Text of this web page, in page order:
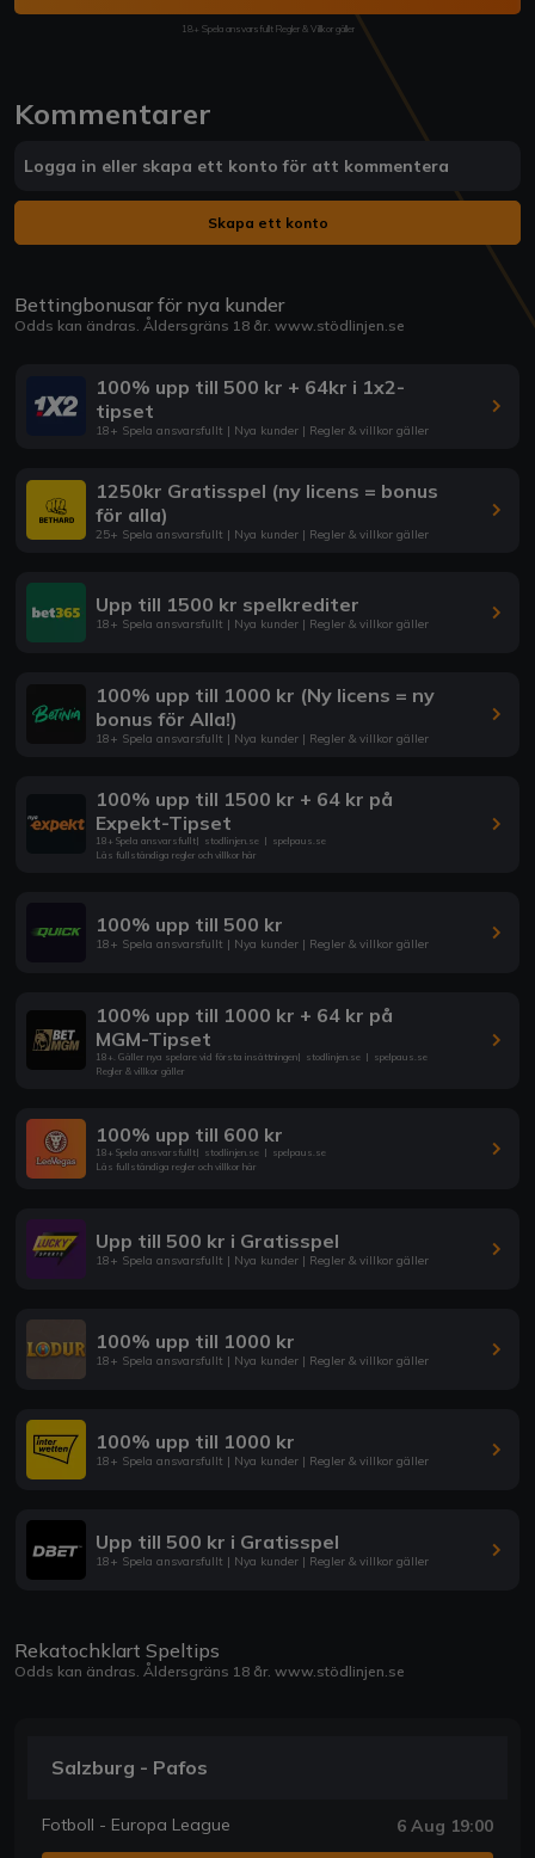
18+ Spela ansvarsfullt Regler & Villkor gäller
Kommentarer
Logga in eller skapa ett konto för att kommentera
Skapa ett konto
Bettingbonusar för nya kunder
Odds kan ändras. Åldersgräns 18 år. www.stödlinjen.se
100% upp till 500 kr + 64kr i 1x2-
tipset
18+ Spela ansvarsfullt | Nya kunder | Regler & villkor gäller
1250kr Gratisspel (ny licens = bonus
för alla)
25+ Spela ansvarsfullt | Nya kunder | Regler & villkor gäller
Upp till 1500 kr spelkrediter
18+ Spela ansvarsfullt | Nya kunder | Regler & villkor gäller
100% upp till 1000 kr (Ny licens = ny
bonus för Alla!)
18+ Spela ansvarsfullt | Nya kunder | Regler & villkor gäller
100% upp till 1500 kr + 64 kr på
Expekt-Tipset
18+ Spela ansvarsfullt| stodlinjen.se | spelpaus.se
Läs fullständiga regler och villkor här
100% upp till 500 kr
18+ Spela ansvarsfullt | Nya kunder | Regler & villkor gäller
100% upp till 1000 kr + 64 kr på
MGM-Tipset
18+. Gäller nya spelare vid första insättningen| stodlinjen.se | spelpaus.se
Regler & villkor gäller
100% upp till 600 kr
18+ Spela ansvarsfullt| stodlinjen.se | spelpaus.se
Läs fullständiga regler och villkor här
Upp till 500 kr i Gratisspel
18+ Spela ansvarsfullt | Nya kunder | Regler & villkor gäller
100% upp till 1000 kr
18+ Spela ansvarsfullt | Nya kunder | Regler & villkor gäller
100% upp till 1000 kr
18+ Spela ansvarsfullt | Nya kunder | Regler & villkor gäller
Upp till 500 kr i Gratisspel
18+ Spela ansvarsfullt | Nya kunder | Regler & villkor gäller
Rekatochklart Speltips
Odds kan ändras. Åldersgräns 18 år. www.stödlinjen.se
Salzburg - Pafos
Fotboll - Europa League 6 Aug 19:00